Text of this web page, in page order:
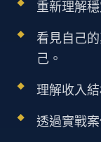
重新理解
看見自己
己。
理解收入
透過實戰